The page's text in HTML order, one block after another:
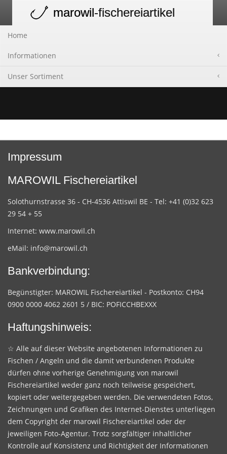
navigation
marowil-fischereiartikel
Home
Informationen
Unser Sortiment
Impressum
MAROWIL Fischereiartikel
Solothurnstrasse 36 - CH-4536 Attiswil BE - Tel: +41 (0)32 623
29 54 + 55
Internet: www.marowil.ch
eMail: info@marowil.ch
Bankverbindung:
Begünstigter: MAROWIL Fischereiartikel - Postkonto: CH94
0900 0000 4062 2601 5 / BIC: POFICCHBEXXX
Haftungshinweis:
☆ Alle auf dieser Website angebotenen Informationen zu
Fischen / Angeln und die damit verbundenen Produkte
dürfen ohne vorherige Genehmigung von marowil
Fischereiartikel weder ganz noch teilweise gespeichert,
kopiert oder weitergegeben werden. Die verwendeten Fotos,
Zeichnungen und Grafiken des Internet-Dienstes unterliegen
dem Copyright der marowil Fischereiartikel oder der
jeweiligen Foto-Agentur. Trotz sorgfältiger inhaltlicher
Kontrolle auf Konsistenz und Richtigkeit der Informationen